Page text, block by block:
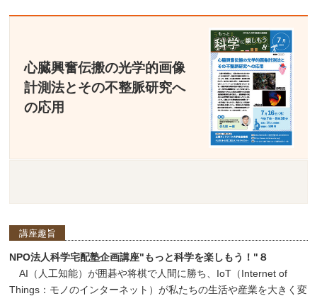
心臓興奮伝搬の光学的画像
計測法とその不整脈研究へ
の応用
講座趣旨
NPO法人科学宅配塾企画講座"もっと科学を楽しもう！"８
AI（人工知能）が囲碁や将棋で人間に勝ち、IoT（Internet of
Things：モノのインターネット）が私たちの生活や産業を大きく変